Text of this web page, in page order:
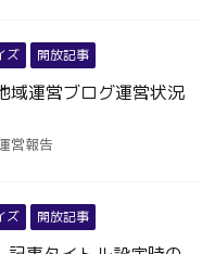
ズ 開放記事
域運営ブログ運営状況
営報告
ズ 開放記事